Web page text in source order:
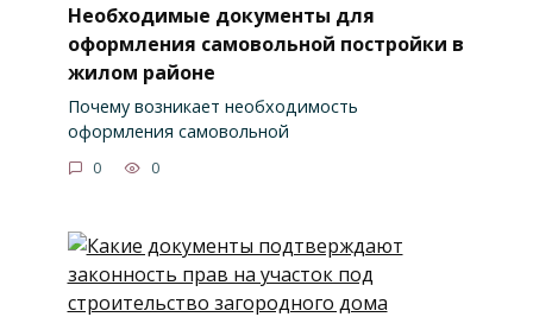
Необходимые документы для
оформления самовольной постройки в
жилом районе
Почему возникает необходимость
оформления самовольной
0 0